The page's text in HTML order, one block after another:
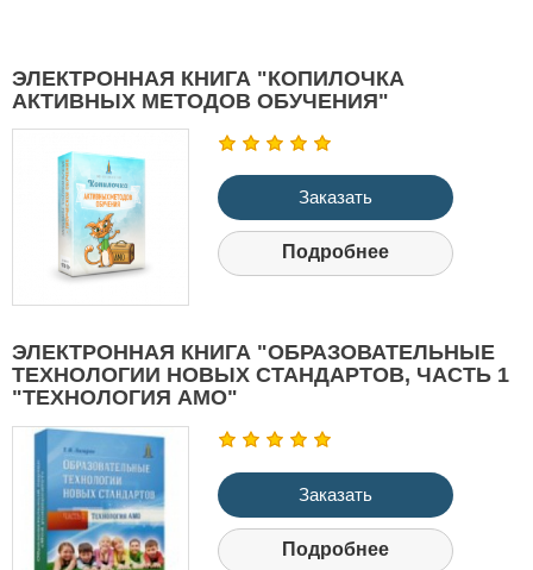
ЭЛЕКТРОННАЯ КНИГА "КОПИЛОЧКА
АКТИВНЫХ МЕТОДОВ ОБУЧЕНИЯ"
Заказать
Подробнее
ЭЛЕКТРОННАЯ КНИГА "ОБРАЗОВАТЕЛЬНЫЕ
ТЕХНОЛОГИИ НОВЫХ СТАНДАРТОВ, ЧАСТЬ 1
"ТЕХНОЛОГИЯ АМО"
Заказать
Подробнее